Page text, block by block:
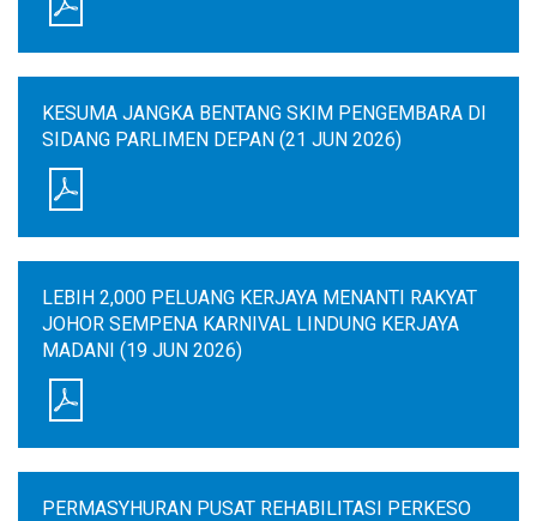
KESUMA JANGKA BENTANG SKIM PENGEMBARA DI
SIDANG PARLIMEN DEPAN (21 JUN 2026)
LEBIH 2,000 PELUANG KERJAYA MENANTI RAKYAT
JOHOR SEMPENA KARNIVAL LINDUNG KERJAYA
MADANI (19 JUN 2026)
PERMASYHURAN PUSAT REHABILITASI PERKESO